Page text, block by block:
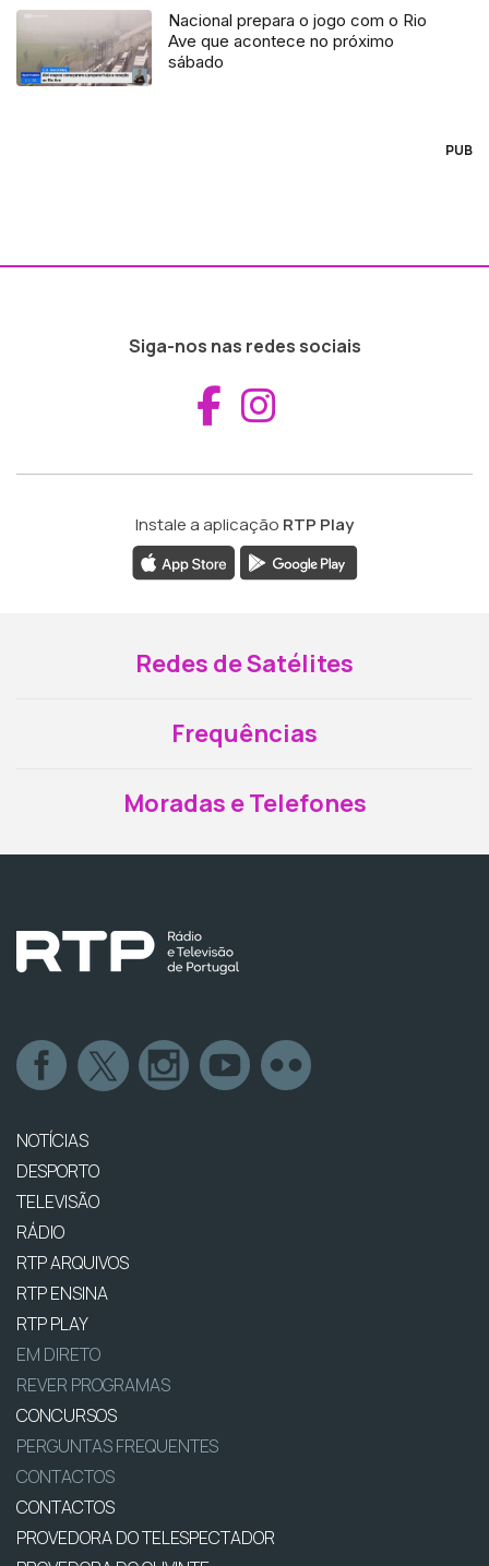
Nacional prepara o jogo com o Rio
Ave que acontece no próximo
sábado
PUB
Siga-nos nas redes sociais
Aceder ao
Instale a aplicação RTP Play
Redes de Satélites
Frequências
Moradas e Telefones
NOTÍCIAS
DESPORTO
TELEVISÃO
RÁDIO
RTP ARQUIVOS
RTP ENSINA
RTP PLAY
EM DIRETO
REVER PROGRAMAS
CONCURSOS
PERGUNTAS FREQUENTES
CONTACTOS
CONTACTOS
PROVEDORA DO TELESPECTADOR